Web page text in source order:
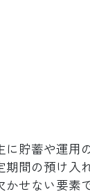
貯蓄や運
間の預け
せない要